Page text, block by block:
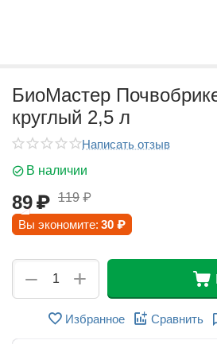
БиоМастер
круглый 2,5 л
Написать отзыв
В наличии
89₽ 119 ₽
Вы экономите: 30 ₽
+
−
Избранное Сравнить